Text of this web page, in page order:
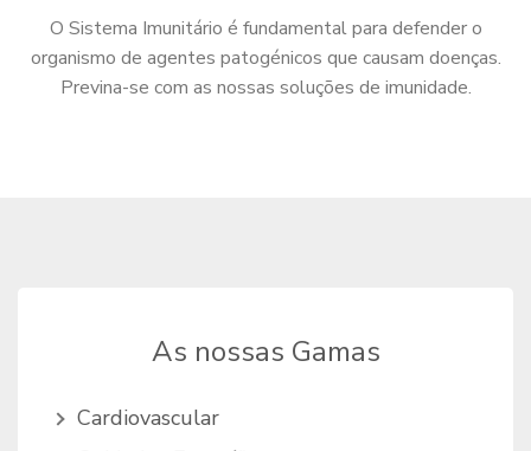
O Sistema Imunitário é fundamental para defender o
organismo de agentes patogénicos que causam doenças.
Previna-se com as nossas soluções de imunidade.
As nossas Gamas
Cardiovascular